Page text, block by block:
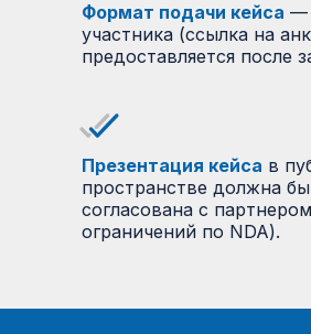
Формат подачи кейса —
участника (ссылка на
предоставляется после
Презентация кейса в
пространстве должна
согласована с
ограничений по NDA).